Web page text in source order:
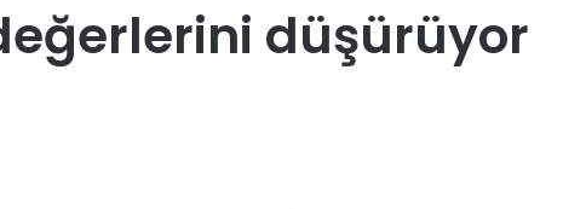
düşürüyor